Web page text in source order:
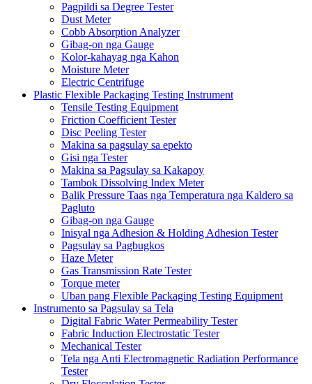
Pagpildi sa Degree Tester
Dust Meter
Cobb Absorption Analyzer
Gibag-on nga Gauge
Kolor-kahayag nga Kahon
Moisture Meter
Electric Centrifuge
Plastic Flexible Packaging Testing Instrument
Tensile Testing Equipment
Friction Coefficient Tester
Disc Peeling Tester
Makina sa pagsulay sa epekto
Gisi nga Tester
Makina sa Pagsulay sa Kakapoy
Tambok Dissolving Index Meter
Balik Pressure Taas nga Temperatura nga Kaldero sa
Pagluto
Gibag-on nga Gauge
Inisyal nga Adhesion & Holding Adhesion Tester
Pagsulay sa Pagbugkos
Haze Meter
Gas Transmission Rate Tester
Torque meter
Uban pang Flexible Packaging Testing Equipment
Instrumento sa Pagsulay sa Tela
Digital Fabric Water Permeability Tester
Fabric Induction Electrostatic Tester
Mechanical Tester
Tela nga Anti Electromagnetic Radiation Performance
Tester